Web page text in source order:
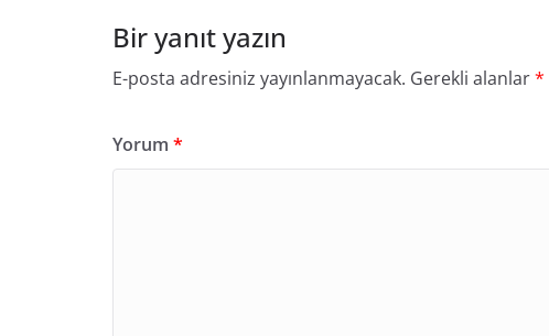
Bir yanıt yazın
E-posta adresiniz yayınlanmayacak. Gerekli alanlar*
Yorum *